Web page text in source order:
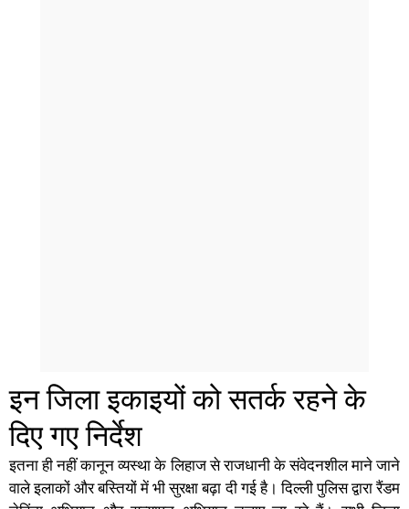
इन जिला इकाइयों को सतर्क रहने के
दिए गए निर्देश
इतना ही नहीं कानून व्यस्था के लिहाज से राजधानी के संवेदनशील माने जाने
वाले इलाकों और बस्तियों में भी सुरक्षा बढ़ा दी गई है। दिल्ली पुलिस द्वारा रैंडम